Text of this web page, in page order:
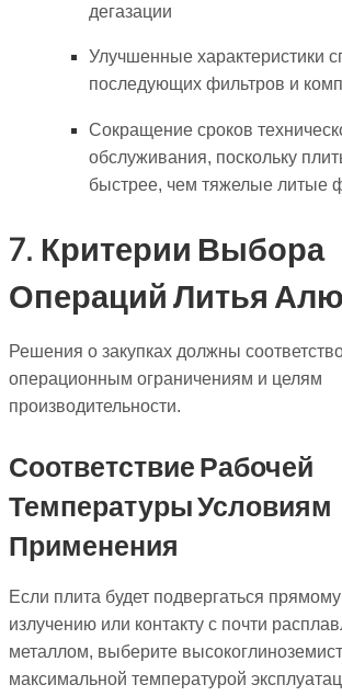
дегазации
Улучшенные характеристики
последующих фильтров и
Сокращение сроков
обслуживания, поскольку
быстрее, чем тяжелые литые
7. Критерии Выбора
Операций Литья
Решения о закупках должны
операционным ограничениям и целям
производительности.
Соответствие Рабочей
Температуры Условиям
Применения
Если плита будет подвергаться
излучению или контакту с почти
металлом, выберите
максимальной температурой